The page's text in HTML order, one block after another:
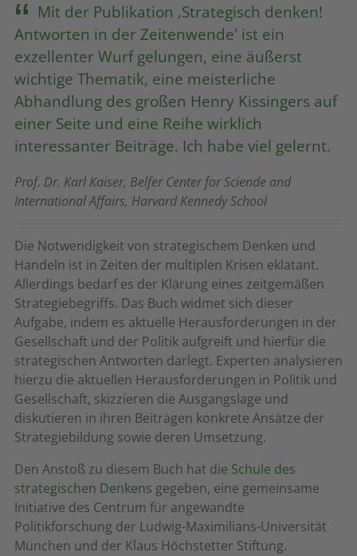
Mit der Publikation ‚Strategisch denken!
Antworten in der Zeitenwende' ist ein
exzellenter Wurf gelungen, eine äußerst
wichtige Thematik, eine meisterliche
Abhandlung des großen Henry Kissingers auf
einer Seite und eine Reihe wirklich
interessanter Beiträge. Ich habe viel gelernt.
Prof. Dr. Karl Kaiser, Belfer Center for Sciende and
International Affairs, Harvard Kennedy School
Die Notwendigkeit von strategischem Denken und
Handeln ist in Zeiten der multiplen Krisen eklatant.
Allerdings bedarf es der Klärung eines zeitgemäßen
Strategiebegriffs. Das Buch widmet sich dieser
Aufgabe, indem es aktuelle Herausforderungen in der
Gesellschaft und der Politik aufgreift und hierfür die
strategischen Antworten darlegt. Experten analysieren
hierzu die aktuellen Herausforderungen in Politik und
Gesellschaft, skizzieren die Ausgangslage und
diskutieren in ihren Beiträgen konkrete Ansätze der
Strategiebildung sowie deren Umsetzung.
Den Anstoß zu diesem Buch hat die Schule des
strategischen Denkens gegeben, eine gemeinsame
Initiative des Centrum für angewandte
Politikforschung der Ludwig-Maximilians-Universität
München und der Klaus Höchstetter Stiftung.